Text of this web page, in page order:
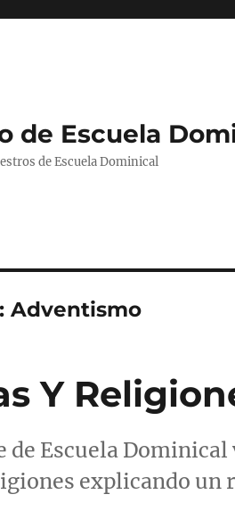
de Escuela
de Escuela Dominical
Adventismo
Y
de Escuela
explicando un